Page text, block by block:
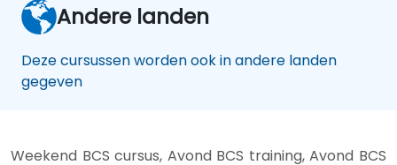
Andere landen
Deze cursussen worden ook in andere landen
gegeven
Weekend BCS cursus, Avond BCS training, Avond BCS